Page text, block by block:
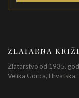
ZLATARNA
Zlatarstvo od 1935.
Velika Gorica, Hrvatska.